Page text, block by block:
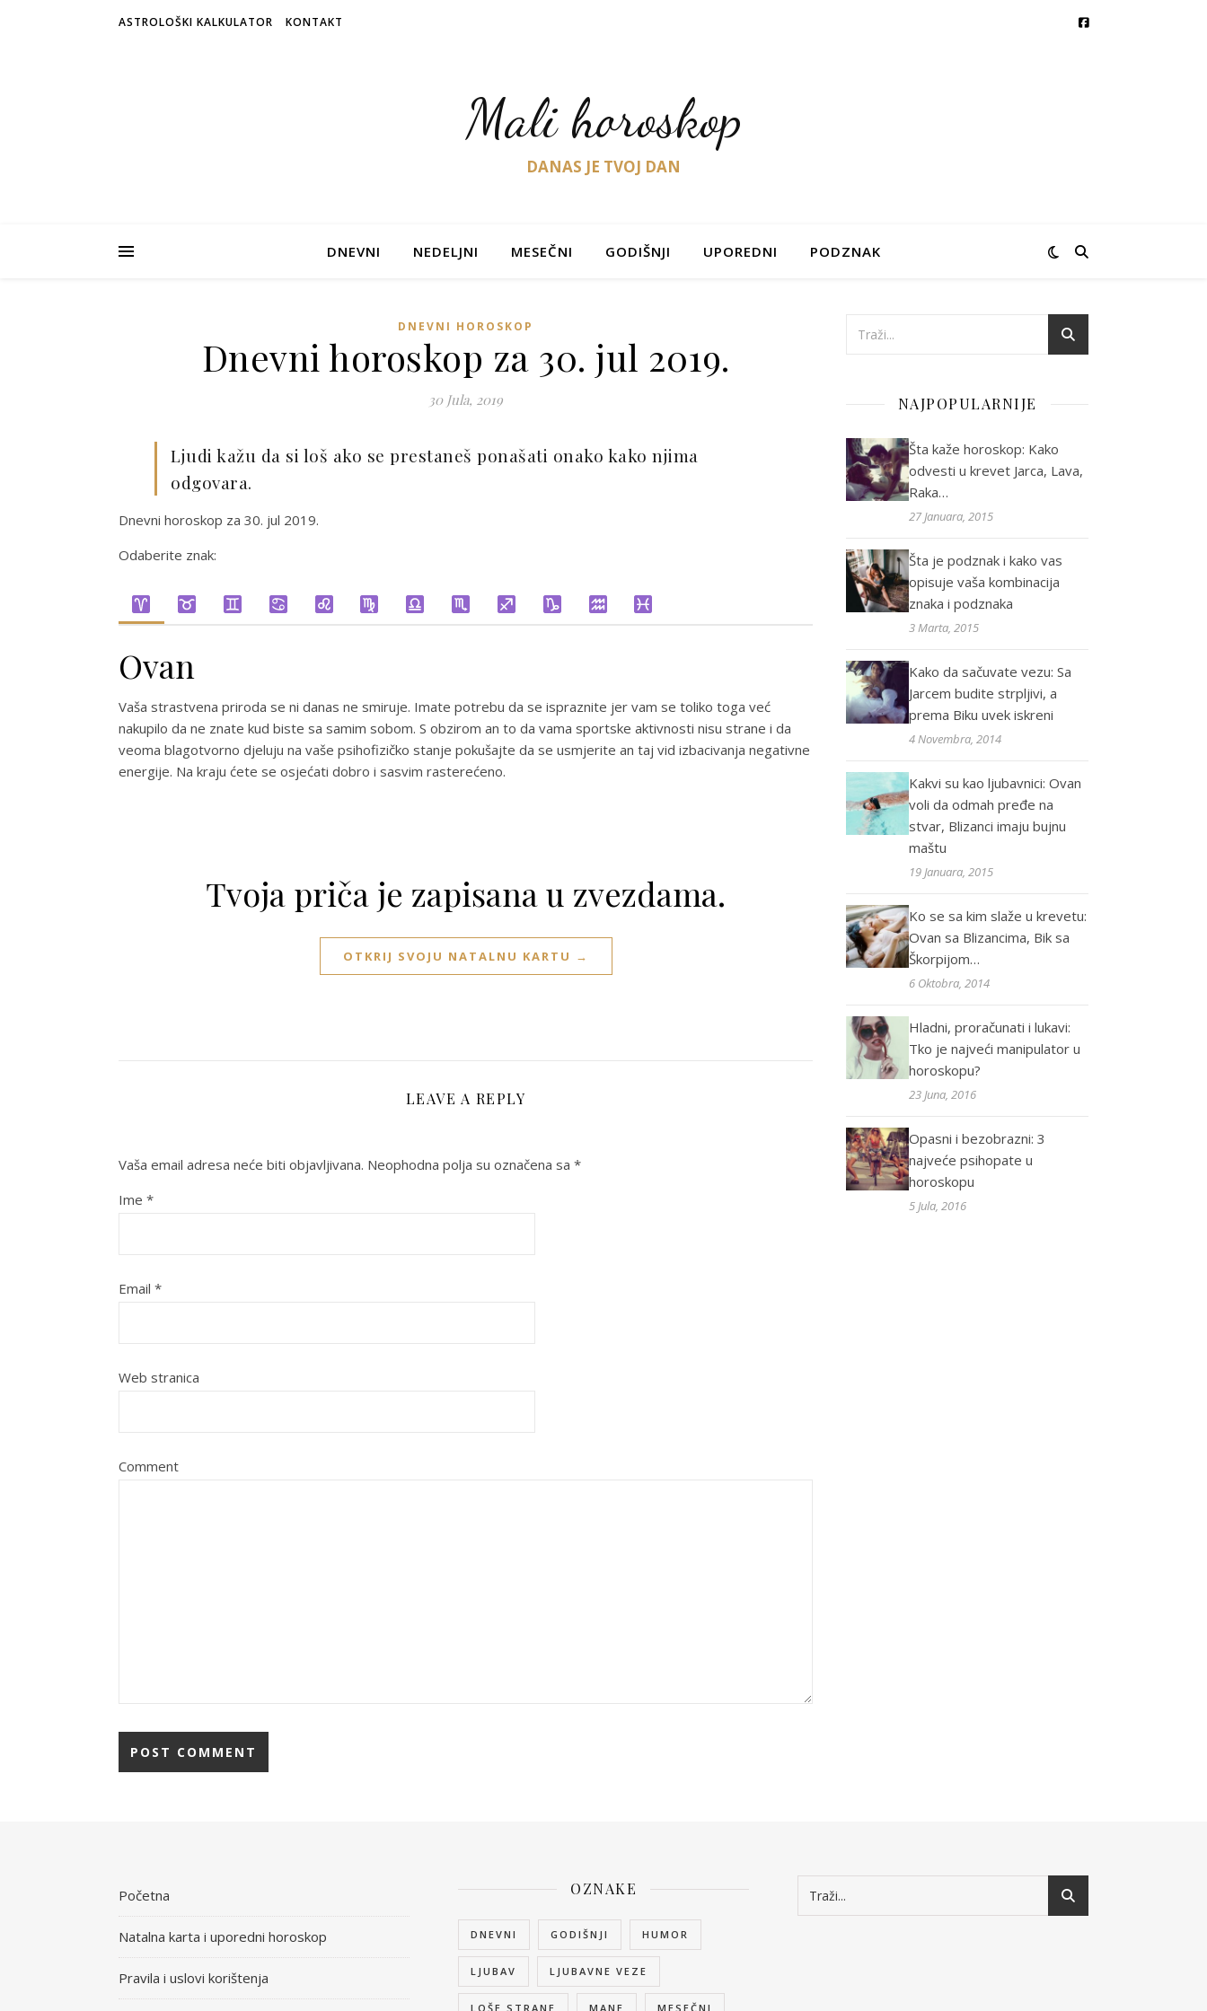
ASTROLOŠKI KALKULATOR KONTAKT
Mali horoskop
DANAS JE TVOJ DAN
DNEVNI NEDELJNI MESEČNI GODIŠNJI UPOREDNI PODZNAK
DNEVNI HOROSKOP
Dnevni horoskop za 30. jul 2019.
30 Jula, 2019
Ljudi kažu da si loš ako se prestaneš ponašati onako kako njima
odgovara.
Dnevni horoskop za 30. jul 2019.
Odaberite znak:
Ovan
Vaša strastvena priroda se ni danas ne smiruje. Imate potrebu da se ispraznite jer vam se toliko toga već
nakupilo da ne znate kud biste sa samim sobom. S obzirom an to da vama sportske aktivnosti nisu strane i da
veoma blagotvorno djeluju na vaše psihofizičko stanje pokušajte da se usmjerite an taj vid izbacivanja negativne
energije. Na kraju ćete se osjećati dobro i sasvim rasterećeno.
Tvoja priča je zapisana u zvezdama.
OTKRIJ SVOJU NATALNU KARTU →
LEAVE A REPLY
Vaša email adresa neće biti objavljivana. Neophodna polja su označena sa *
Ime *
Email *
Web stranica
Comment
NAJPOPULARNIJE
Šta kaže horoskop: Kako
odvesti u krevet Jarca, Lava,
Raka…
27 Januara, 2015
Šta je podznak i kako vas
opisuje vaša kombinacija
znaka i podznaka
3 Marta, 2015
Kako da sačuvate vezu: Sa
Jarcem budite strpljivi, a
prema Biku uvek iskreni
4 Novembra, 2014
Kakvi su kao ljubavnici: Ovan
voli da odmah pređe na
stvar, Blizanci imaju bujnu
maštu
19 Januara, 2015
Ko se sa kim slaže u krevetu:
Ovan sa Blizancima, Bik sa
Škorpijom…
6 Oktobra, 2014
Hladni, proračunati i lukavi:
Tko je najveći manipulator u
horoskopu?
23 Juna, 2016
Opasni i bezobrazni: 3
najveće psihopate u
horoskopu
5 Jula, 2016
Početna
Natalna karta i uporedni horoskop
Pravila i uslovi korištenja
OZNAKE
DNEVNI GODIŠNJI HUMOR
LJUBAV LJUBAVNE VEZE
LOŠE STRANE MANE MESEČNI